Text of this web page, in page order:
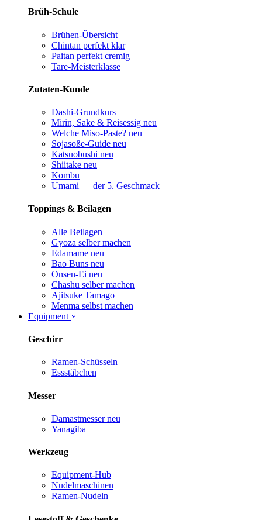
Brüh-Schule
Brühen-Übersicht
Chintan perfekt klar
Paitan perfekt cremig
Tare-Meisterklasse
Zutaten-Kunde
Dashi-Grundkurs
Mirin, Sake & Reisessig neu
Welche Miso-Paste? neu
Sojasoße-Guide neu
Katsuobushi neu
Shiitake neu
Kombu
Umami — der 5. Geschmack
Toppings & Beilagen
Alle Beilagen
Gyoza selber machen
Edamame neu
Bao Buns neu
Onsen-Ei neu
Chashu selber machen
Ajitsuke Tamago
Menma selbst machen
Equipment
Geschirr
Ramen-Schüsseln
Essstäbchen
Messer
Damastmesser neu
Yanagiba
Werkzeug
Equipment-Hub
Nudelmaschinen
Ramen-Nudeln